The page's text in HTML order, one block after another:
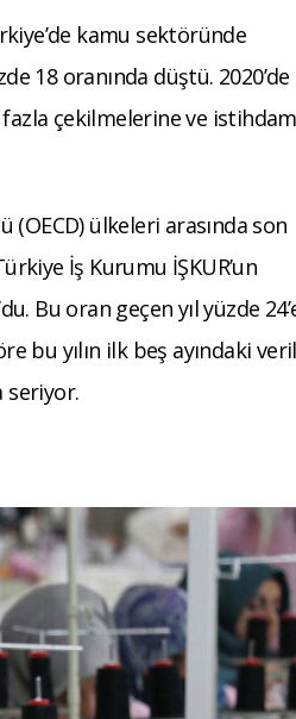
kamu sektöründe
18 oranında düştü.
fazla çekilmelerine ve istihdam
ülkeleri arasında son
İş Kurumu İŞKUR’un
Bu oran geçen yıl yüzde
bu yılın ilk beş ayındaki
seriyor.